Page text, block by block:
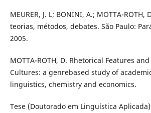
MEURER, J. L; BONINI, A.; MOTTA-ROTH,
teorias, métodos, debates. São Paulo:
2005.
MOTTA-ROTH, D. Rhetorical Features
Cultures: a genrebased study of
linguistics, chemistry and economics.
Tese (Doutorado em Linguística